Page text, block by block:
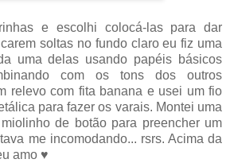
e escolhi colocá-las para dar
soltas no fundo claro eu fiz uma
uma delas usando papéis básicos
com os tons dos outros
relevo com fita banana e usei um fio
para fazer os varais. Montei uma
de botão para preencher um
me incomodando... rsrs. Acima da
amo ♥